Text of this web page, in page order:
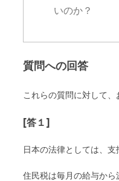
いのか？
質問への回答
これらの質問に対して、
[答１]
日本の法律としては、支
住民税は毎月の給与か